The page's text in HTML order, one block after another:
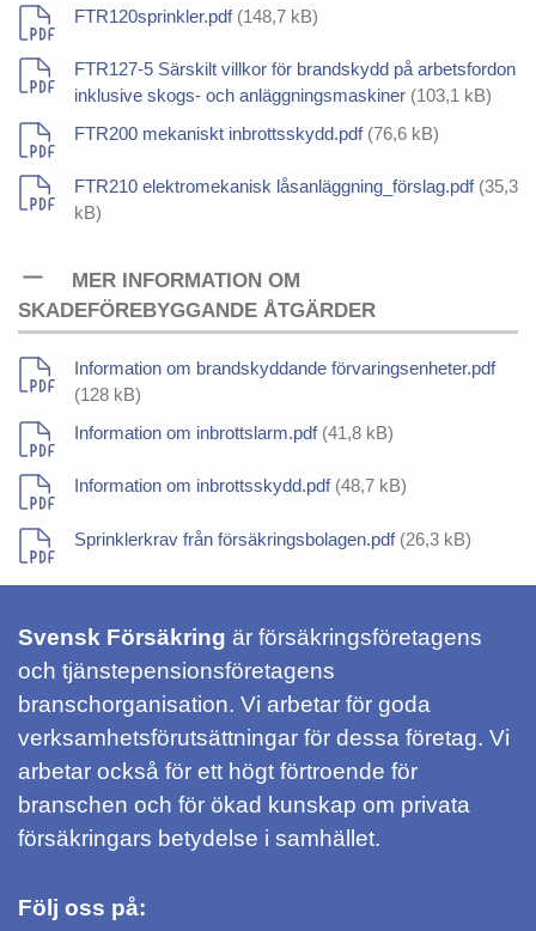
FTR120sprinkler.pdf(148,7 kB)
FTR127-5 Särskilt villkor för brandskydd på arbetsfordon
inklusive skogs- och anläggningsmaskiner (103,1 kB)
FTR200 mekaniskt inbrottsskydd.pdf(76,6 kB)
FTR210 elektromekanisk låsanläggning_förslag.pdf(35,3
kB)
MER INFORMATION OM
SKADEFÖREBYGGANDE ÅTGÄRDER
Information om brandskyddande förvaringsenheter.pdf
(128 kB)
Information om inbrottslarm.pdf(41,8 kB)
Information om inbrottsskydd.pdf(48,7 kB)
Sprinklerkrav från försäkringsbolagen.pdf(26,3 kB)
Svensk Försäkring är försäkringsföretagens
och tjänstepensionsföretagens
branschorganisation. Vi arbetar för goda
verksamhetsförutsättningar för dessa företag. Vi
arbetar också för ett högt förtroende för
branschen och för ökad kunskap om privata
försäkringars betydelse i samhället.
Följ oss på: